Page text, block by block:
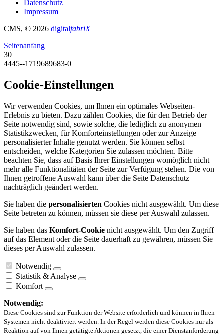
Datenschutz
Impressum
CMS, © 2026 digitalfabriX
Seitenanfang
30
4445--1719689683-0
Cookie-Einstellungen
Wir verwenden Cookies, um Ihnen ein optimales Webseiten-
Erlebnis zu bieten. Dazu zählen Cookies, die für den Betrieb der
Seite notwendig sind, sowie solche, die lediglich zu anonymen
Statistikzwecken, für Komforteinstellungen oder zur Anzeige
personalisierter Inhalte genutzt werden. Sie können selbst
entscheiden, welche Kategorien Sie zulassen möchten. Bitte
beachten Sie, dass auf Basis Ihrer Einstellungen womöglich nicht
mehr alle Funktionalitäten der Seite zur Verfügung stehen. Die von
Ihnen getroffene Auswahl kann über die Seite Datenschutz
nachträglich geändert werden.
Sie haben die personalisierten Cookies nicht ausgewählt. Um diese
Seite betreten zu können, müssen sie diese per Auswahl zulassen.
Sie haben das Komfort-Cookie nicht ausgewählt. Um den Zugriff
auf das Element oder die Seite dauerhaft zu gewähren, müssen Sie
dieses per Auswahl zulassen.
Notwendig
Statistik & Analyse
Komfort
Notwendig:
Diese Cookies sind zur Funktion der Website erforderlich und können in Ihren
Systemen nicht deaktiviert werden. In der Regel werden diese Cookies nur als
Reaktion auf von Ihnen getätigte Aktionen gesetzt, die einer Dienstanforderung